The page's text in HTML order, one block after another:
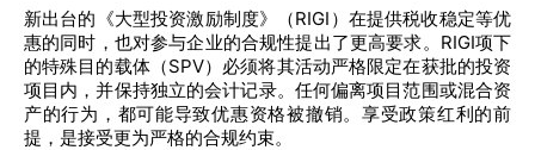
新出台的《大型投资激励制度》（RIGI）在提供税收稳定等优
惠的同时，也对参与企业的合规性提出了更高要求。RIGI项下
的特殊目的载体（SPV）必须将其活动严格限定在获批的投资
项目内，并保持独立的会计记录。任何偏离项目范围或混合资
产的行为，都可能导致优惠资格被撤销。享受政策红利的前
提，是接受更为严格的合规约束。